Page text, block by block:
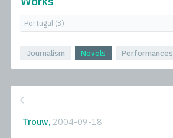
Journalism Novels Performances
Trouw, 2004-09-18